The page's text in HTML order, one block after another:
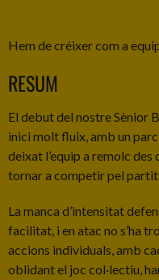
Hem de créixer com a
RESUM
El debut del nostre Sènior
inici molt fluix, amb un
deixat l’equip a remolc
tornar a competir pel
La manca d’intensitat
facilitat, i en atac no s’ha
accions individuals, amb
oblidant el joc col·lectiu,